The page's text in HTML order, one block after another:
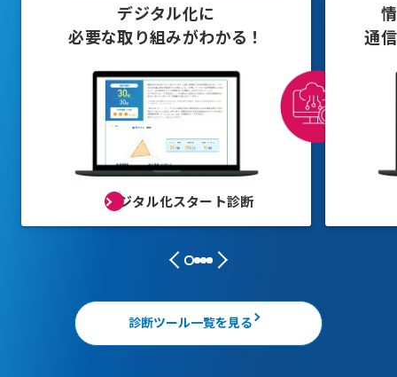
デジタル化に
必要な取り組みがわかる！
デジタル化スタート診断
通
診断ツール一覧を見る